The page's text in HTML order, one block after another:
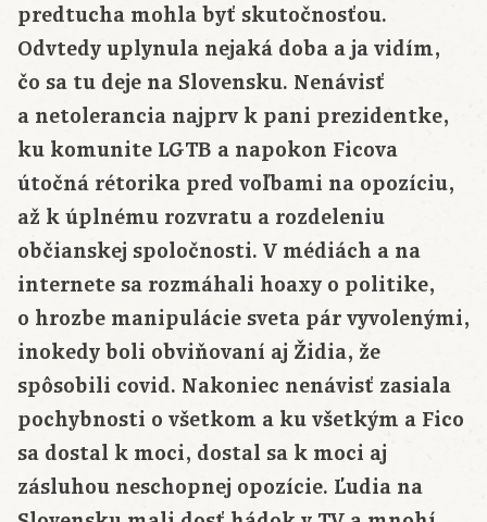
predtucha mohla byť skutočnosťou.
Odvtedy uplynula nejaká doba a ja vidím,
čo sa tu deje na Slovensku. Nenávisť
a netolerancia najprv k pani prezidentke,
ku komunite LGTB a napokon Ficova
útočná rétorika pred voľbami na opozíciu,
až k úplnému rozvratu a rozdeleniu
občianskej spoločnosti. V médiách a na
internete sa rozmáhali hoaxy o politike,
o hrozbe manipulácie sveta pár vyvolenými,
inokedy boli obviňovaní aj Židia, že
spôsobili covid. Nakoniec nenávisť zasiala
pochybnosti o všetkom a ku všetkým a Fico
sa dostal k moci, dostal sa k moci aj
zásluhou neschopnej opozície. Ľudia na